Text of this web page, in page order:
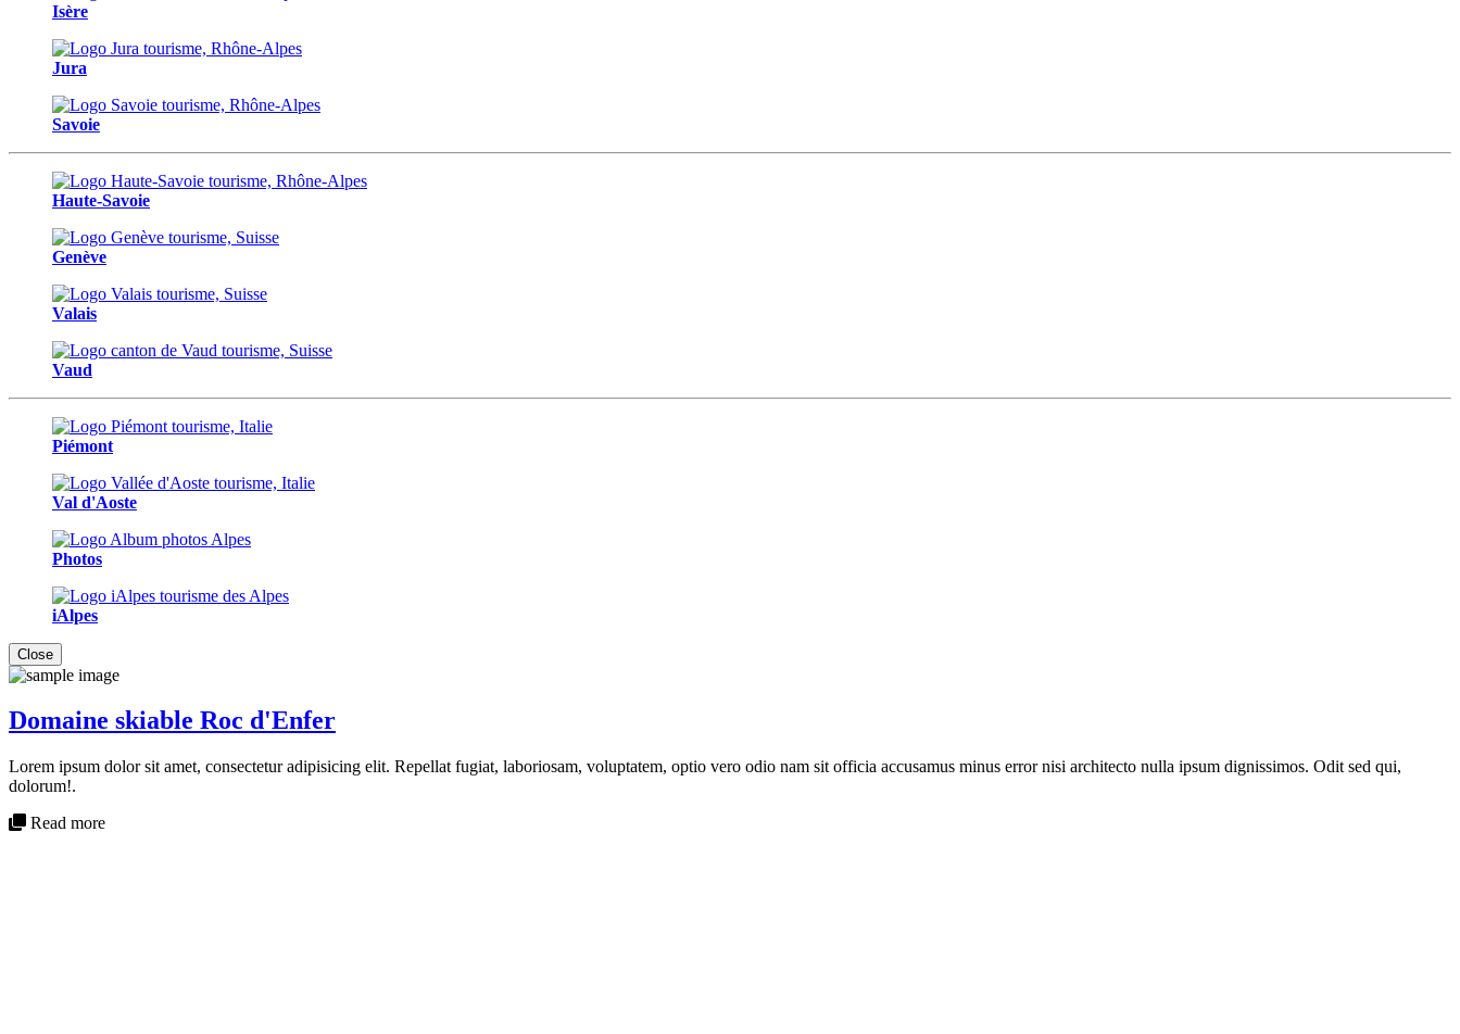
Isère
Jura
Savoie
Haute-Savoie
Genève
Valais
Vaud
Piémont
Val d'Aoste
Photos
iAlpes
Close
Domaine skiable Roc d'Enfer
Lorem ipsum dolor sit amet, consectetur adipisicing elit. Repellat fugiat, laboriosam, voluptatem, optio vero odio nam sit officia accusamus minus error nisi architecto nulla ipsum dignissimos. Odit sed qui,
dolorum!.
Read more